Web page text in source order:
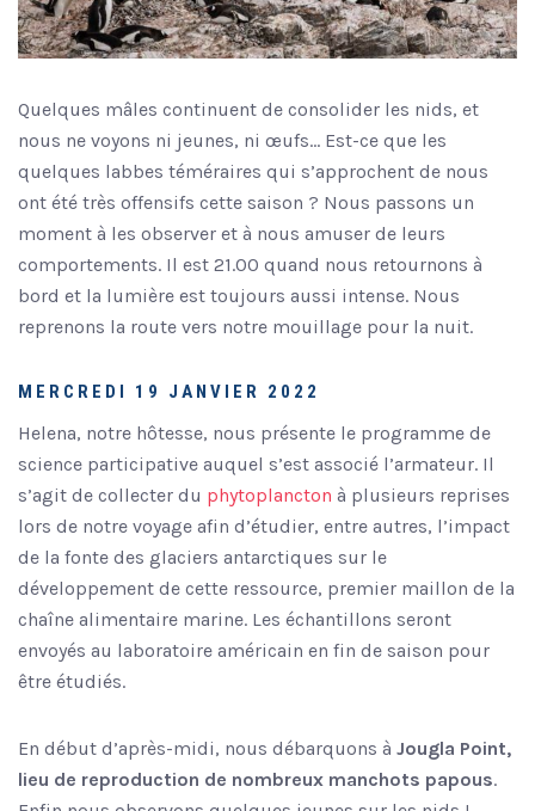
Quelques mâles continuent de consolider les nids, et
nous ne voyons ni jeunes, ni œufs… Est-ce que les
quelques labbes téméraires qui s’approchent de nous
ont été très offensifs cette saison ? Nous passons un
moment à les observer et à nous amuser de leurs
comportements. Il est 21.00 quand nous retournons à
bord et la lumière est toujours aussi intense. Nous
reprenons la route vers notre mouillage pour la nuit.
MERCREDI 19 JANVIER 2022
Helena, notre hôtesse, nous présente le programme de
science participative auquel s’est associé l’armateur. Il
s’agit de collecter du phytoplancton à plusieurs reprises
lors de notre voyage afin d’étudier, entre autres, l’impact
de la fonte des glaciers antarctiques sur le
développement de cette ressource, premier maillon de la
chaîne alimentaire marine. Les échantillons seront
envoyés au laboratoire américain en fin de saison pour
être étudiés.
En début d’après-midi, nous débarquons à Jougla Point,
lieu de reproduction de nombreux manchots papous.